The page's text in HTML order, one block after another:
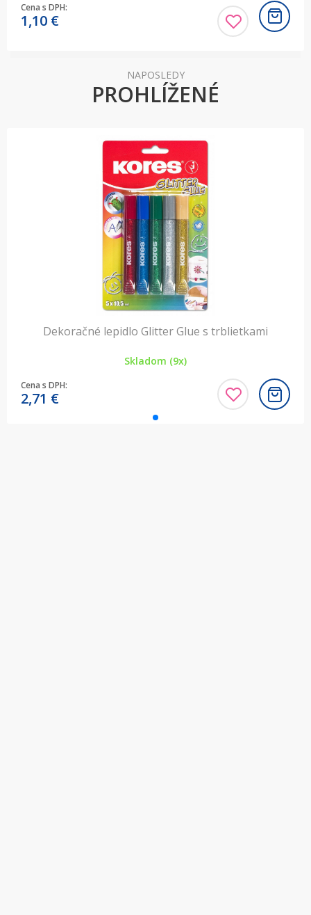
Cena s DPH:
1,10 €
NAPOSLEDY
PROHLÍŽENÉ
Dekoračné lepidlo Glitter Glue s trblietkami
Skladom (9x)
Cena s DPH:
2,71 €